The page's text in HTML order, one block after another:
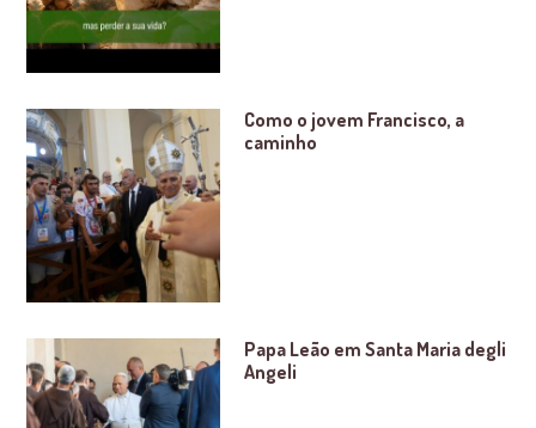
Como o jovem Francisco, a
caminho
Papa Leão em Santa Maria degli
Angeli